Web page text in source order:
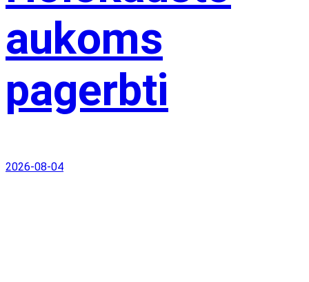
aukoms
pagerbti
2026-08-04